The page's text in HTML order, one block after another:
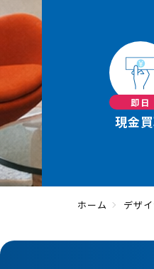
即日
現金
ホーム デザ